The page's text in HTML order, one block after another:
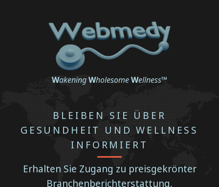
WakeningWholesomeWellness™
BLEIBEN SIE ÜBER
GESUNDHEIT UND WELLNESS
INFORMIERT
Erhalten Sie Zugang zu preisgekrönter
Branchenberichterstattung,